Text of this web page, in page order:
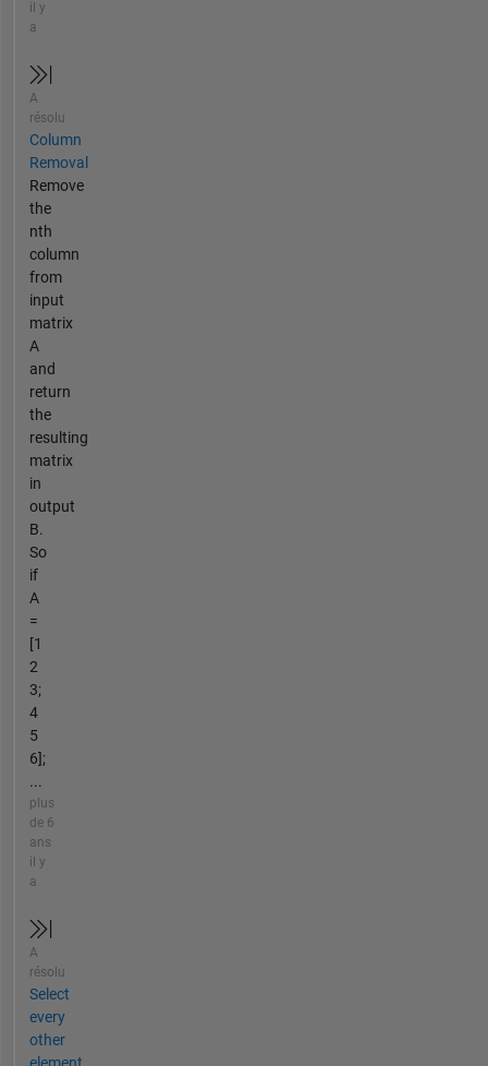
il y
a
A
résolu
Column
Removal
Remove
the
nth
column
from
input
matrix
A
and
return
the
resulting
matrix
in
output
B.
So
if
A
=
[1
2
3;
4
5
6];
...
plus
de 6
ans
il y
a
A
résolu
Select
every
other